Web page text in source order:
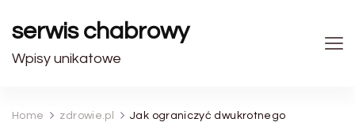
serwis chabrowy
Wpisy unikatowe
Home zdrowie.pl
Jak ograniczyć dwukrotnego